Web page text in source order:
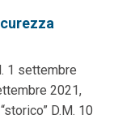
1 settembre
2021,
D.M. 10